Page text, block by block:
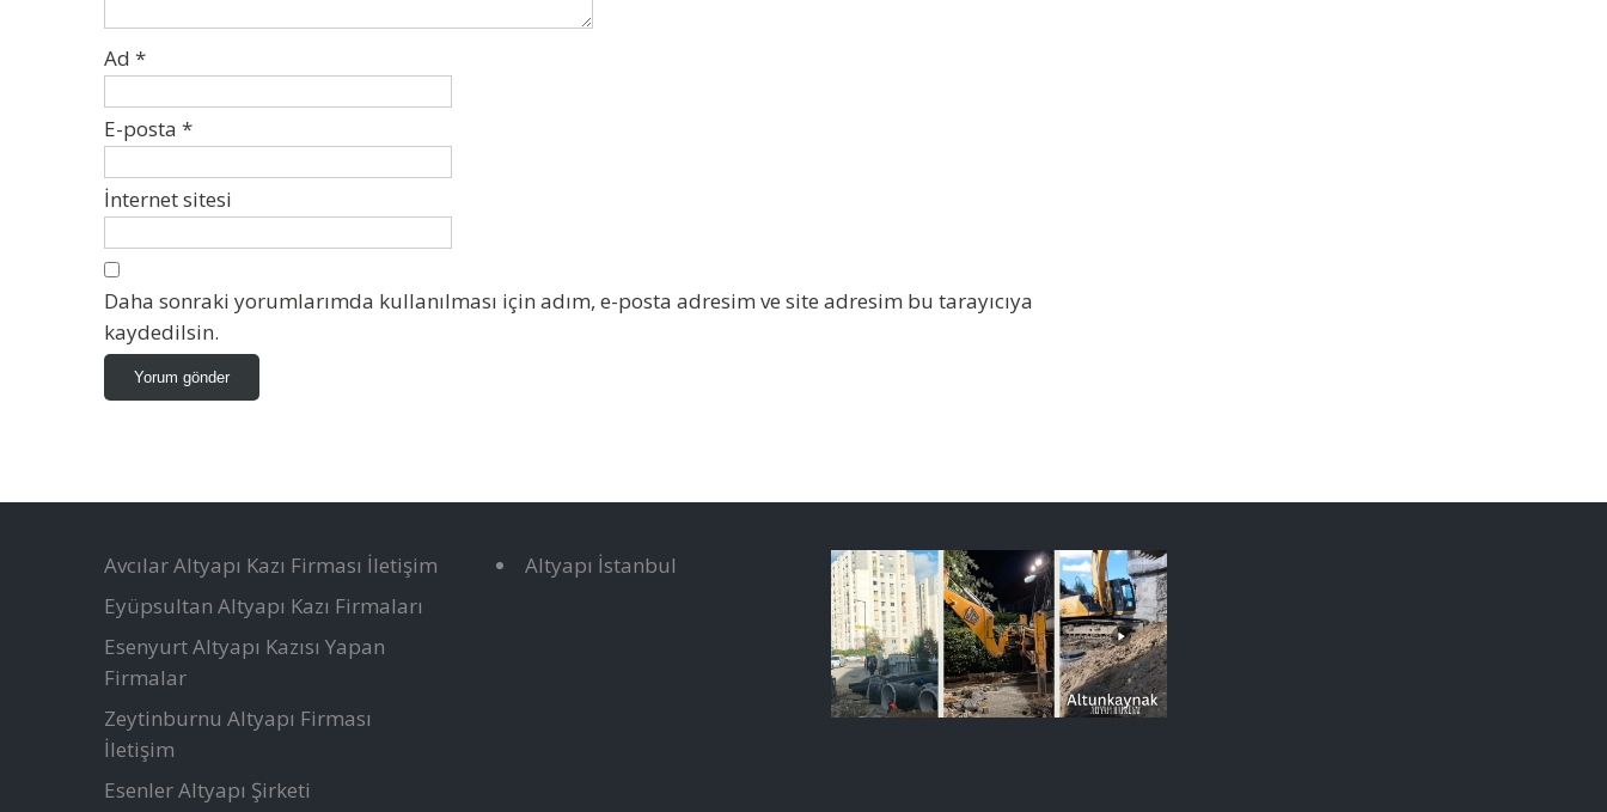
Ad *
E-posta *
İnternet sitesi
Daha sonraki yorumlarımda kullanılması için adım, e-posta adresim ve site adresim bu tarayıcıya
kaydedilsin.
Avcılar Altyapı Kazı Firması İletişim
Eyüpsultan Altyapı Kazı Firmaları
Esenyurt Altyapı Kazısı Yapan
Firmalar
Zeytinburnu Altyapı Firması
İletişim
Esenler Altyapı Şirketi
Altyapı İstanbul